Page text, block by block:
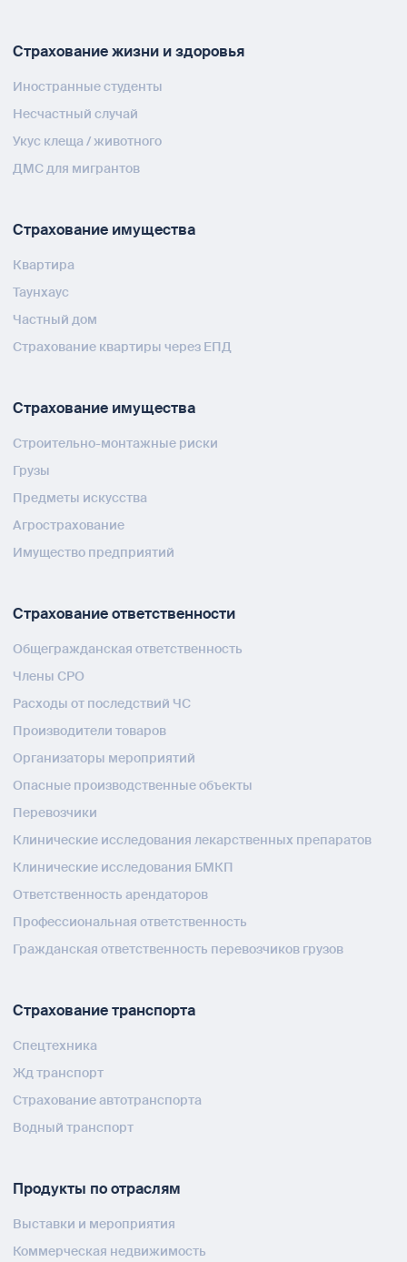
Страхование жизни и здоровья
Иностранные студенты
Несчастный случай
Укус клеща / животного
ДМС для мигрантов
Страхование имущества
Квартира
Таунхаус
Частный дом
Страхование квартиры через ЕПД
Страхование имущества
Строительно-монтажные риски
Грузы
Предметы искусства
Агрострахование
Имущество предприятий
Страхование ответственности
Общегражданская ответственность
Члены СРО
Расходы от последствий ЧС
Производители товаров
Организаторы мероприятий
Опасные производственные объекты
Перевозчики
Клинические исследования лекарственных препаратов
Клинические исследования БМКП
Ответственность арендаторов
Профессиональная ответственность
Гражданская ответственность перевозчиков грузов
Страхование транспорта
Спецтехника
Жд транспорт
Страхование автотранспорта
Водный транспорт
Продукты по отраслям
Выставки и мероприятия
Коммерческая недвижимость